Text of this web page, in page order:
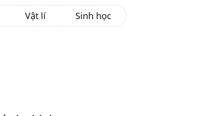
Vật lí Sinh học